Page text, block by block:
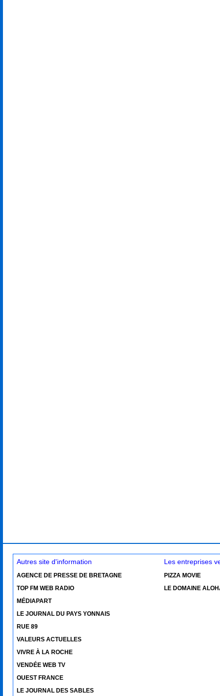
Autres site d'information
AGENCE DE PRESSE DE BRETAGNE
TOP FM WEB RADIO
MÉDIAPART
LE JOURNAL DU PAYS YONNAIS
RUE 89
VALEURS ACTUELLES
VIVRE À LA ROCHE
VENDÉE WEB TV
OUEST FRANCE
LE JOURNAL DES SABLES
Les entreprises
PIZZA MOVIE
LE DOMAINE